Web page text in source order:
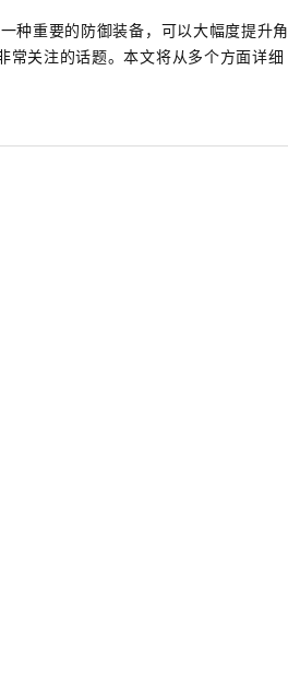
种重要的防御装备，可以大幅度提升角
常关注的话题。本文将从多个方面详细